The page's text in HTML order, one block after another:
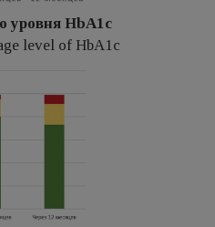
уровня HbA1c
level of HbA1c